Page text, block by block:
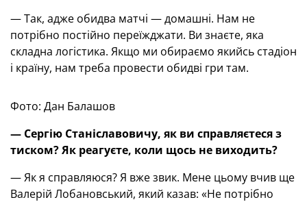
— Так, адже обидва матчі — домашні. Нам не
потрібно постійно переїжджати. Ви знаєте, яка
складна логістика. Якщо ми обираємо якийсь стадіон
і країну, нам треба провести обидві гри там.
Фото: Дан Балашов
— Сергію Станіславовичу, як ви справляєтеся з
тиском? Як реагуєте, коли щось не виходить?
— Як я справляюся? Я вже звик. Мене цьому вчив ще
Валерій Лобановський, який казав: «Не потрібно